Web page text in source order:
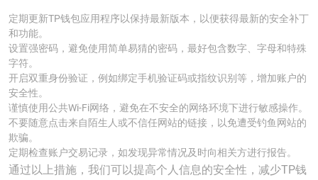
定期更新TP钱包应用程序以保持最新版本，以便获得最新的安全补丁
和功能。
设置强密码，避免使用简单易猜的密码，最好包含数字、字母和特殊
字符。
开启双重身份验证，例如绑定手机验证码或指纹识别等，增加账户的
安全性。
谨慎使用公共Wi-Fi网络，避免在不安全的网络环境下进行敏感操作。
不要随意点击来自陌生人或不信任网站的链接，以免遭受钓鱼网站的
欺骗。
定期检查账户交易记录，如发现异常情况及时向相关方进行报告。
通过以上措施，我们可以提高个人信息的安全性，减少TP钱